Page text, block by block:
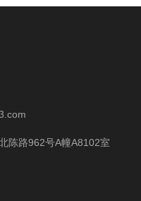
陈路962号A幢A8102室